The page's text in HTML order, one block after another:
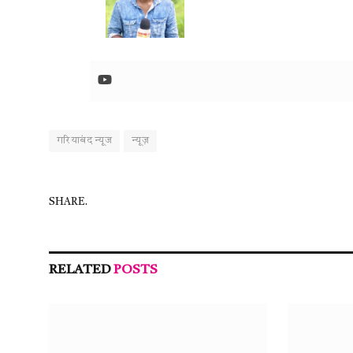
गरियाबंद न्यूज न्यूज़
SHARE.
RELATEDPOSTS